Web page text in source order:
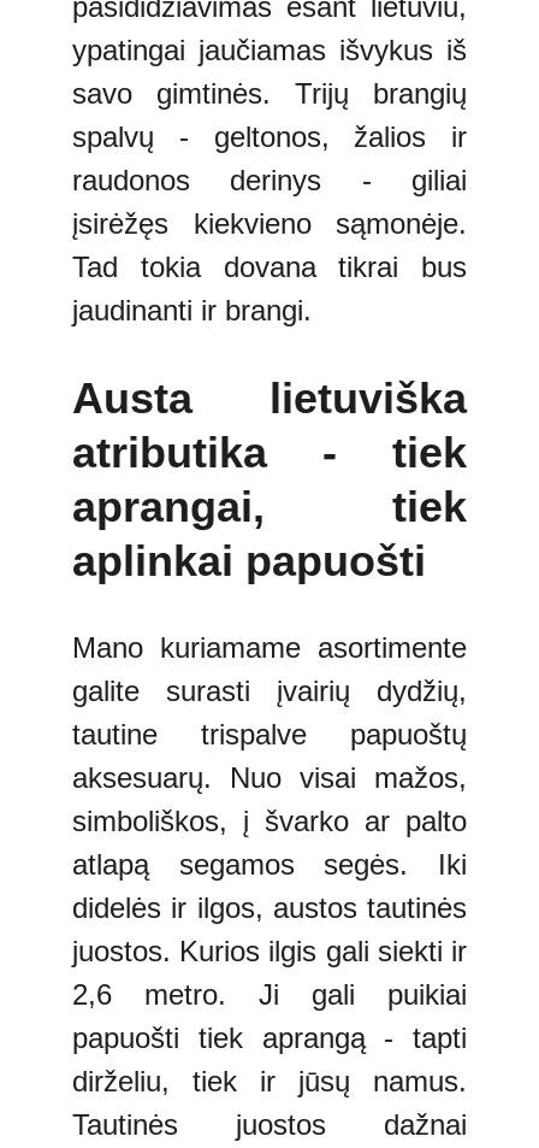
pasididžiavimas esant lietuviu,
ypatingai jaučiamas išvykus iš
savo gimtinės. Trijų brangių
spalvų - geltonos, žalios ir
raudonos derinys - giliai
įsirėžęs kiekvieno sąmonėje.
Tad tokia dovana tikrai bus
jaudinanti ir brangi.
Austa lietuviška
atributika - tiek
aprangai, tiek
aplinkai papuošti
Mano kuriamame asortimente
galite surasti įvairių dydžių,
tautine trispalve papuoštų
aksesuarų. Nuo visai mažos,
simboliškos, į švarko ar palto
atlapą segamos segės. Iki
didelės ir ilgos, austos tautinės
juostos. Kurios ilgis gali siekti ir
2,6 metro. Ji gali puikiai
papuošti tiek aprangą - tapti
dirželiu, tiek ir jūsų namus.
Tautinės juostos dažnai